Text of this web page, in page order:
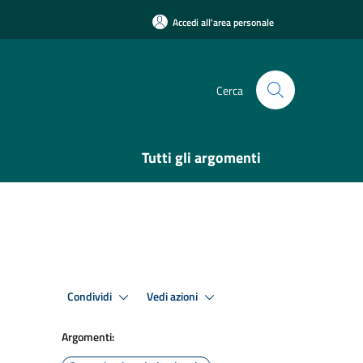
Accedi all'area personale
Cerca
Tutti gli argomenti
Condividi Vedi azioni
Argomenti: